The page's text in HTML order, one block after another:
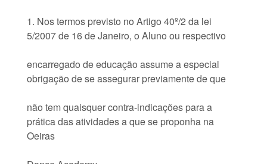
1. Nos termos previsto no Artigo 40º/2 da lei
5/2007 de 16 de Janeiro, o Aluno ou respectivo
encarregado de educação assume a especial
obrigação de se assegurar previamente de que
não tem quaisquer contra-indicações para a
prática das atividades a que se proponha na
Oeiras